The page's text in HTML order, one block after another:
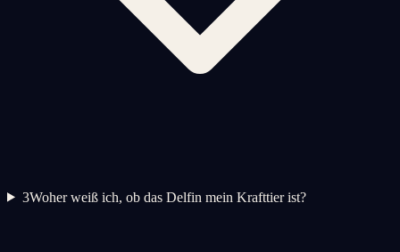
3Woher weiß ich, ob das Delfin mein Krafttier ist?